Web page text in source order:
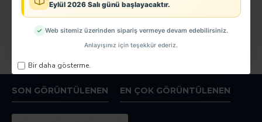
Eylül 2026 Salı günü başlayacaktır.
Web sitemiz üzerinden sipariş vermeye devam edebilirsiniz.
Anlayışınız için teşekkür ederiz.
Bir daha gösterme.
3D Türk Bayrağı 4*6 haritalı kırmızı
CTE Göğüs Arması TPU
SON GÖRÜNTÜLENEN EN ÇOK GÖRÜNTÜLENEN